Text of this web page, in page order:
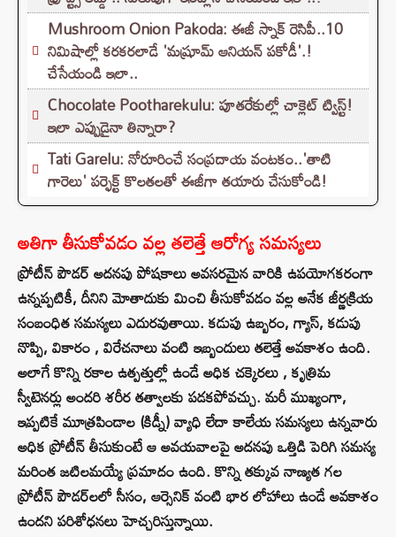
Mushroom Onion Pakoda: ఈజీ స్నాక్ రెసిపీ..10
నిమిషాల్లో కరకరలాడే 'మష్రూమ్ ఆనియన్ పకోడీ'.!
చేసేయండి ఇలా..
Chocolate Pootharekulu: పూతరేకుల్లో చాక్లెట్ ట్విస్ట్!
ఇలా ఎప్పుడైనా తిన్నారా?
Tati Garelu: నోరూరించే సంప్రదాయ వంటకం..'తాటి
గారెలు' పర్ఫెక్ట్ కొలతలతో ఈజీగా తయారు చేసుకోండి!
అతిగా తీసుకోవడం వల్ల తలెత్తే ఆరోగ్య సమస్యలు
ప్రోటీన్ పౌడర్ అదనపు పోషకాలు అవసరమైన వారికి ఉపయోగకరంగా
ఉన్నప్పటికీ, దీనిని మోతాదుకు మించి తీసుకోవడం వల్ల అనేక జీర్ణక్రియ
సంబంధిత సమస్యలు ఎదురవుతాయి. కడుపు ఉబ్బరం, గ్యాస్, కడుపు
నొప్పి, వికారం , విరేచనాలు వంటి ఇబ్బందులు తలెత్తే అవకాశం ఉంది.
అలాగే కొన్ని రకాల ఉత్పత్తుల్లో ఉండే అధిక చక్కెరలు , కృత్రిమ
స్వీటెనర్లు అందరి శరీర తత్వాలకు పడకపోవచ్చు. మరీ ముఖ్యంగా,
ఇప్పటికే మూత్రపిండాల (కిడ్నీ) వ్యాధి లేదా కాలేయ సమస్యలు ఉన్నవారు
అధిక ప్రోటీన్ తీసుకుంటే ఆ అవయవాలపై అదనపు ఒత్తిడి పెరిగి సమస్య
మరింత జటిలమయ్యే ప్రమాదం ఉంది. కొన్ని తక్కువ నాణ్యత గల
ప్రోటీన్ పౌడర్‌లలో సీసం, ఆర్సెనిక్ వంటి భార లోహాలు ఉండే అవకాశం
ఉందని పరిశోధనలు హెచ్చరిస్తున్నాయి.